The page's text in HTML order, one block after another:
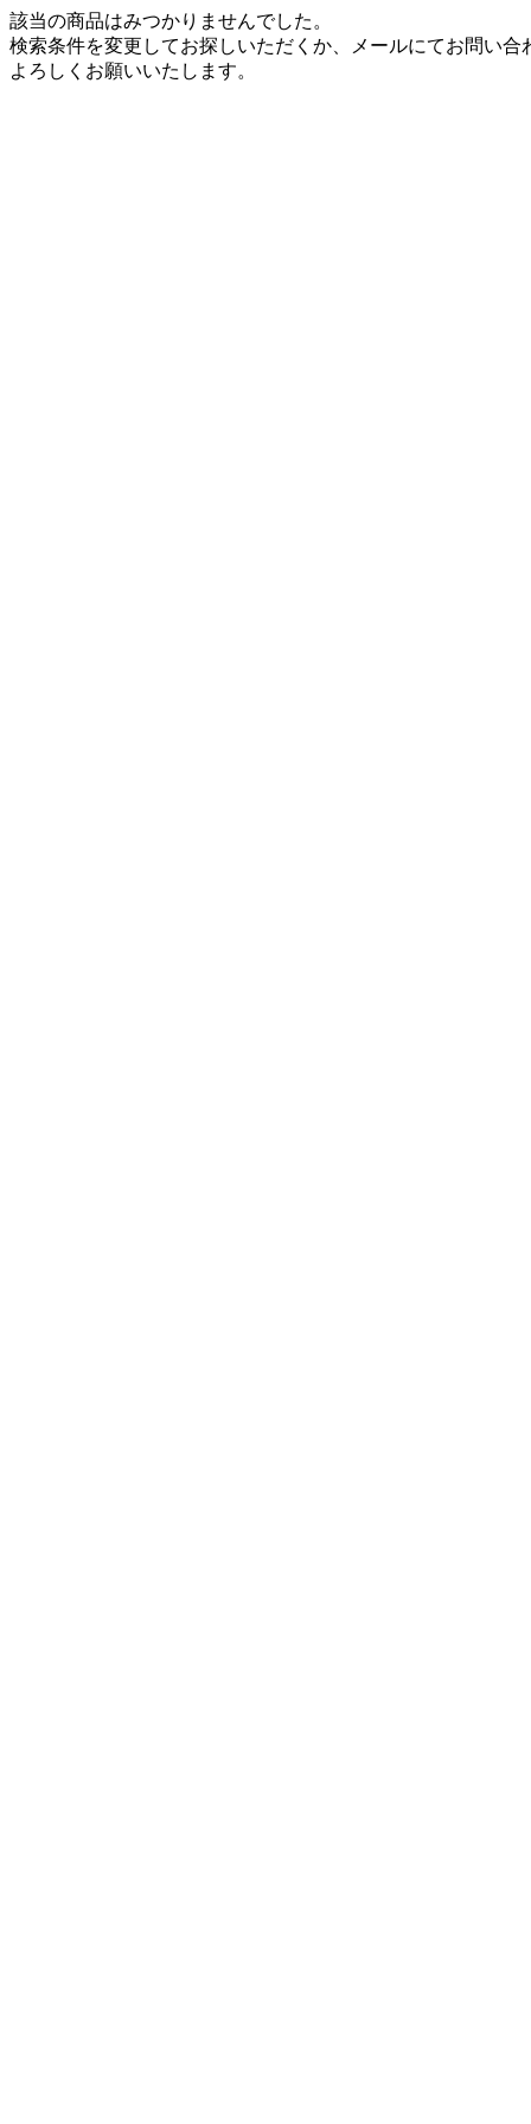
該当の商品はみつかりませんでした。
検索条件を変更してお探しいただくか、メールにてお問い合
よろしくお願いいたします。